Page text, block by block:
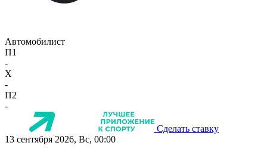
Автомобилист
П1
-
X
-
П2
-
Сделать ставку
13 сентября 2026, Вс, 00:00